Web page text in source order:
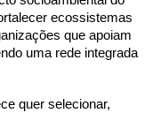
ecossistemas
que apoiam
uma rede integrada
quer selecionar,